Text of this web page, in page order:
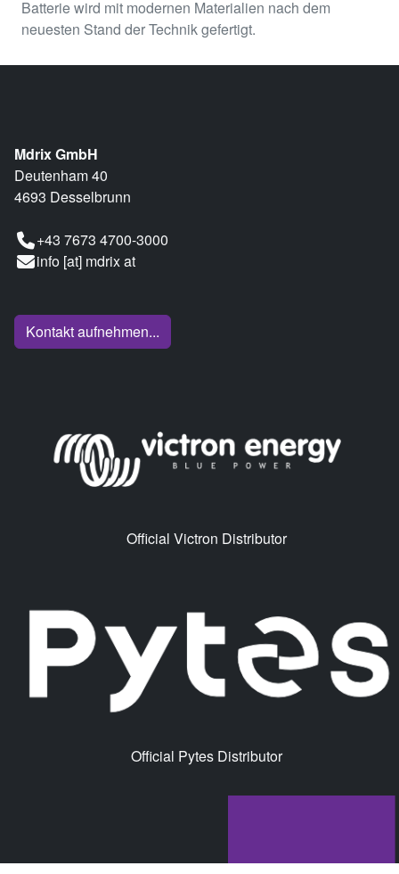
Batterie wird mit modernen Materialien nach dem
neuesten Stand der Technik gefertigt.
Mdrix GmbH
Deutenham 40
4693 Desselbrunn
+43 7673 4700-3000
info [at] mdrix at
Kontakt aufnehmen...
Official Victron Distributor
Official Pytes Distributor